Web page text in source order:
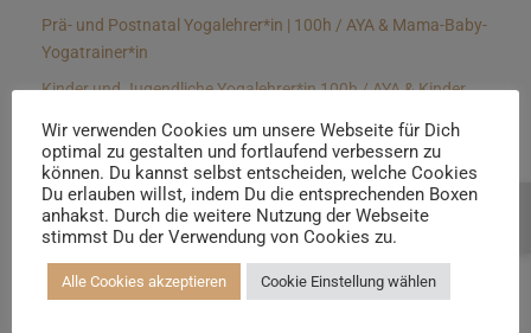
Prä- und Postnatal Yogalehrer*in | 100h / AYA & Mama-Baby-
Yogatrainer*in
Kinder und Jugendliche Yogalehrer*in 100h / AYA & Kinder
Yin Yogalehrer*in | 100 h & Faszientrainer*in
Hormon Yogalehrer*in / Yogatherapeut*in &
Stressmanagementtrainer*in | 70h
Longevitytrainer*in
Wir verwenden Cookies um unsere Webseite für Dich
optimal zu gestalten und fortlaufend verbessern zu
können. Du kannst selbst entscheiden, welche Cookies
Du erlauben willst, indem Du die entsprechenden Boxen
anhakst. Durch die weitere Nutzung der Webseite
stimmst Du der Verwendung von Cookies zu.
Alle Cookies akzeptieren Cookie Einstellung wählen
Beratung buchen